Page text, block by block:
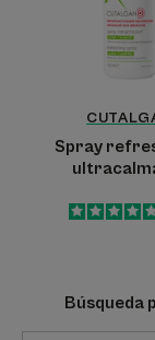
Spray
Búsqueda